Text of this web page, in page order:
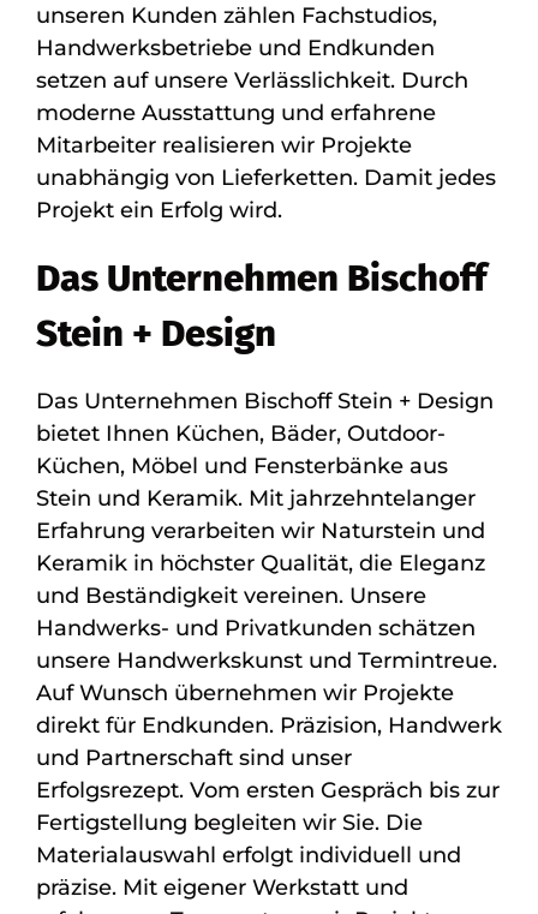
unseren Kunden zählen Fachstudios,
Handwerksbetriebe und Endkunden
setzen auf unsere Verlässlichkeit. Durch
moderne Ausstattung und erfahrene
Mitarbeiter realisieren wir Projekte
unabhängig von Lieferketten. Damit jedes
Projekt ein Erfolg wird.
Das Unternehmen Bischoff
Stein + Design
Das Unternehmen Bischoff Stein + Design
bietet Ihnen Küchen, Bäder, Outdoor-
Küchen, Möbel und Fensterbänke aus
Stein und Keramik. Mit jahrzehntelanger
Erfahrung verarbeiten wir Naturstein und
Keramik in höchster Qualität, die Eleganz
und Beständigkeit vereinen. Unsere
Handwerks- und Privatkunden schätzen
unsere Handwerkskunst und Termintreue.
Auf Wunsch übernehmen wir Projekte
direkt für Endkunden. Präzision, Handwerk
und Partnerschaft sind unser
Erfolgsrezept. Vom ersten Gespräch bis zur
Fertigstellung begleiten wir Sie. Die
Materialauswahl erfolgt individuell und
präzise. Mit eigener Werkstatt und